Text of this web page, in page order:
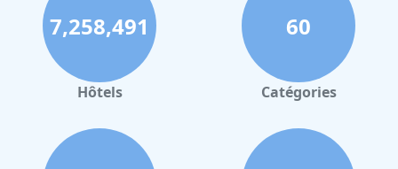
7,258,491
Hôtels
60
Catégories